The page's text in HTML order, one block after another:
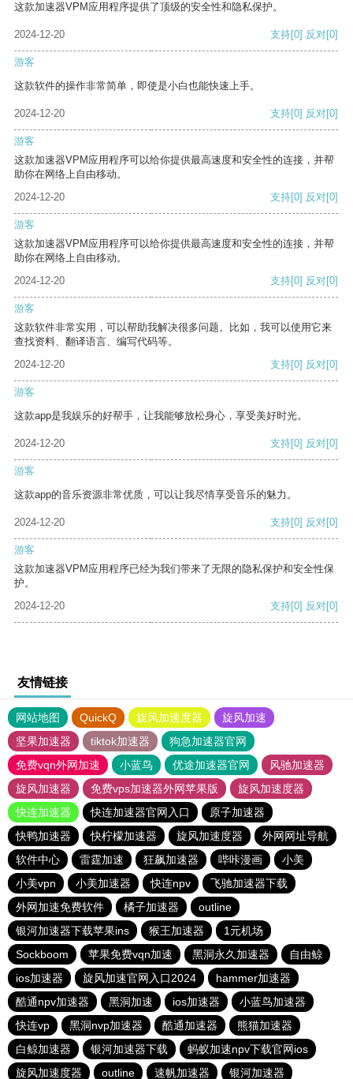
这款加速器VPM应用程序提供了顶级的安全性和隐私保护。
2024-12-20 支持[0] 反对[0]
游客
这款软件的操作非常简单，即使是小白也能快速上手。
2024-12-20 支持[0] 反对[0]
游客
这款加速器VPM应用程序可以给你提供最高速度和安全性的连接，并帮
助你在网络上自由移动。
2024-12-20
支持[0] 反对[0]
游客
这款加速器VPM应用程序可以给你提供最高速度和安全性的连接，并帮
助你在网络上自由移动。
2024-12-20
支持[0] 反对[0]
游客
这款软件非常实用，可以帮助我解决很多问题。比如，我可以使用它来
查找资料、翻译语言、编写代码等。
2024-12-20
支持[0] 反对[0]
游客
这款app是我娱乐的好帮手，让我能够放松身心，享受美好时光。
2024-12-20 支持[0] 反对[0]
游客
这款app的音乐资源非常优质，可以让我尽情享受音乐的魅力。
2024-12-20 支持[0] 反对[0]
游客
这款加速器VPM应用程序已经为我们带来了无限的隐私保护和安全性保
护。
2024-12-20
支持[0] 反对[0]
友情链接
网站地图 QuickQ 旋风加速度器
旋风加速
坚果加速器
tiktok加速器
狗急加速器官网
免费vqn外网加速
小蓝鸟 优途加速器官网
风驰加速器
旋风加速器
免费vps加速器外网苹果版
旋风加速度器
快连加速器
快连加速器官网入口
原子加速器
快鸭加速器
快柠檬加速器 旋风加速度器
外网网址导航
软件中心
雷霆加速 狂飙加速器 哔咔漫画
小美
小美vpn
小美加速器 快连npv
飞驰加速器下载
外网加速免费软件
橘子加速器
outline
银河加速器下载苹果ins
猴王加速器
1元机场
Sockboom
苹果免费vqn加速 黑洞永久加速器
自由鲸
ios加速器
旋风加速官网入口2024
hammer加速器
酷通npv加速器
黑洞加速 ios加速器
小蓝鸟加速器
快连vp
黑洞nvp加速器 酷通加速器
熊猫加速器
白鲸加速器
银河加速器下载
蚂蚁加速npv下载官网ios
旋风加速度器
outline 速帆加速器 银河加速器